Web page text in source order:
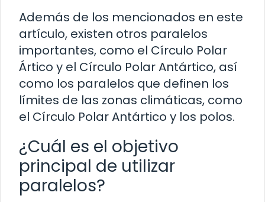
Además de los mencionados en este
artículo, existen otros paralelos
importantes, como el Círculo Polar
Ártico y el Círculo Polar Antártico, así
como los paralelos que definen los
límites de las zonas climáticas, como
el Círculo Polar Antártico y los polos.
¿Cuál es el objetivo
principal de utilizar
paralelos?